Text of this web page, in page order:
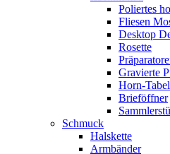
Poliertes
Fliesen
Desktop
Rosette
Gravierte
Horn-
Brieföffner
Schmuck
Halskette
Armbänder